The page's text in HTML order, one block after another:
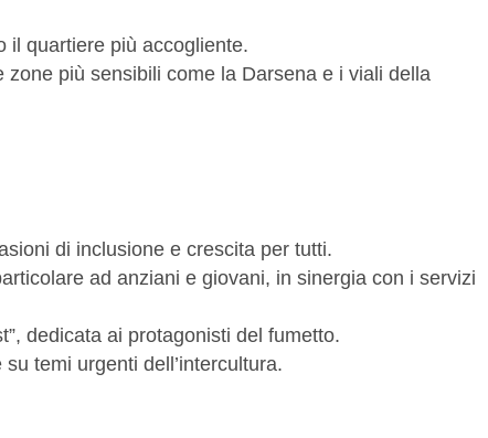
il quartiere più accogliente.
più sensibili come la Darsena e i viali della
di inclusione e crescita per tutti.
ad anziani e giovani, in sinergia con i servizi
dedicata ai protagonisti del fumetto.
temi urgenti dell’intercultura.